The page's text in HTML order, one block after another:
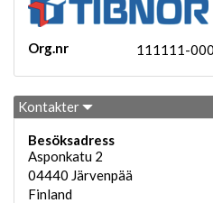
Org.nr 111111-
Kontakter
Besöksadress
Asponkatu 2
04440 Järvenpää
Finland